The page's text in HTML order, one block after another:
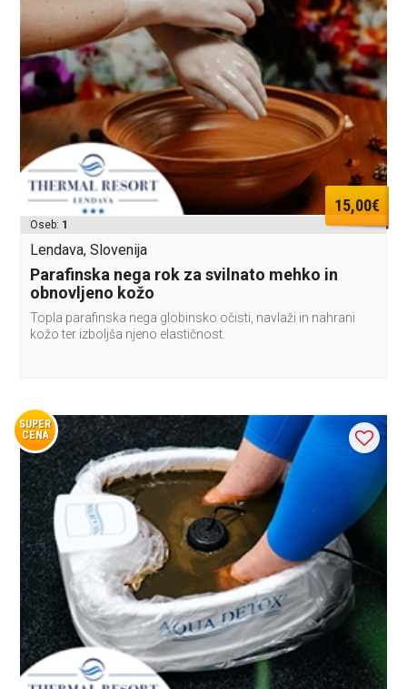
15,00€
Oseb: 1
Lendava, Slovenija
Parafinska nega rok za svilnato mehko in
obnovljeno kožo
Topla parafinska nega globinsko očisti, navlaži in nahrani
kožo ter izboljša njeno elastičnost.
SUPER
CENA